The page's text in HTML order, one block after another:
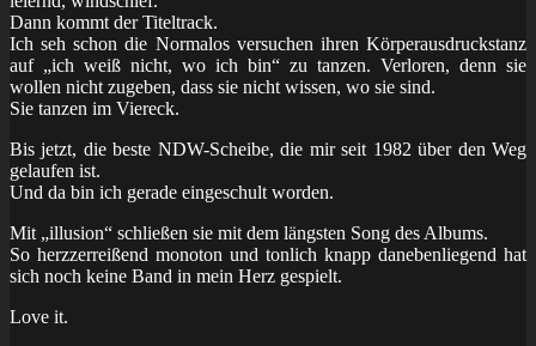
Dann kommt der Titeltrack.
Ich seh schon die Normalos versuchen ihren Körperausdruckstanz
auf „ich weiß nicht, wo ich bin“ zu tanzen. Verloren, denn sie
wollen nicht zugeben, dass sie nicht wissen, wo sie sind.
Sie tanzen im Viereck.
Bis jetzt, die beste NDW-Scheibe, die mir seit 1982 über den Weg
gelaufen ist.
Und da bin ich gerade eingeschult worden.
Mit „illusion“ schließen sie mit dem längsten Song des Albums.
So herzzerreißend monoton und tonlich knapp danebenliegend hat
sich noch keine Band in mein Herz gespielt.
Love it.